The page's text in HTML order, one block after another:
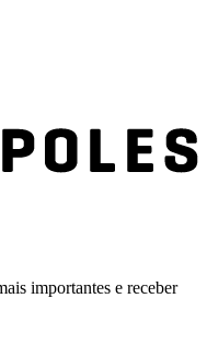
importantes e receber